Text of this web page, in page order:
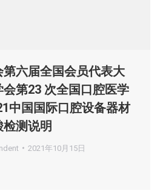
六届全国会员代表大
第23 次全国口腔医学
中国国际口腔设备器材
测说明
2021年10月15日